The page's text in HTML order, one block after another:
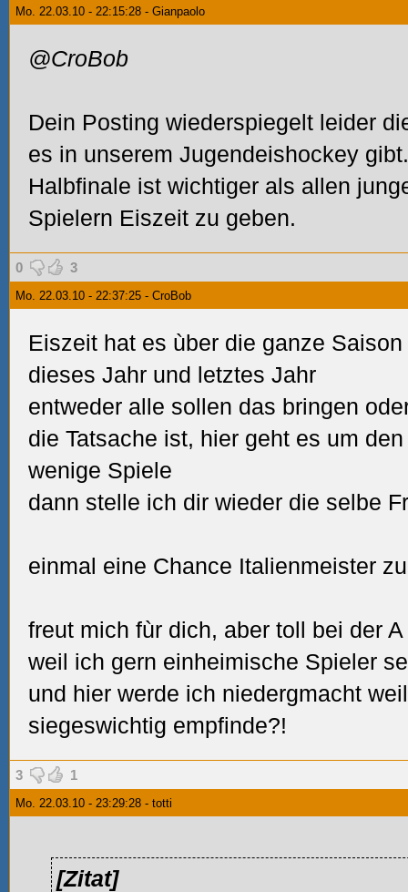
Mo. 22.03.10 - 22:15:28 - Gianpaolo
@CroBob
Dein Posting wiederspiegelt leider
es in unserem Jugendeishockey
Halbfinale ist wichtiger als allen
Spielern Eiszeit zu geben.
0 3
Mo. 22.03.10 - 22:37:25 - CroBob
Eiszeit hat es ùber die ganze
dieses Jahr und letztes Jahr
entweder alle sollen das bringen
die Tatsache ist, hier geht es um
wenige Spiele
dann stelle ich dir wieder die selbe
einmal eine Chance Italienmeister
freut mich fùr dich, aber toll bei der
weil ich gern einheimische Spieler
und hier werde ich niedergmacht
siegeswichtig empfinde?!
3 1
Mo. 22.03.10 - 23:29:28 - totti
[Zitat]